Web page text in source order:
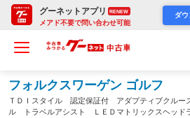
グーネットアプリ RENEW
メアド不要で問い合わせ可能
ダ
フォルクスワーゲン ゴルフ
ＴＤＩスタイル 認定保証付 アダプティブクルー
ル トラベルアシスト ＬＥＤマトリックスヘッ